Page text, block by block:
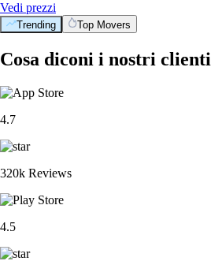
Vedi prezzi
Trending Top Movers
Cosa diconi i nostri clienti
4.7
320k Reviews
4.5